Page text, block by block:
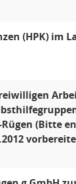
(HPK) im
(Bitte